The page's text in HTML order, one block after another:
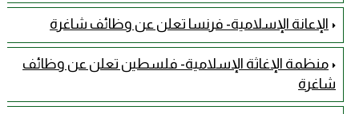
الإعانة الإسلامية- فرنسا تعلن عن وظائف شاغرة
منظمة الإغاثة الإسلامية- فلسطين تعلن عن وظائف
شاغرة